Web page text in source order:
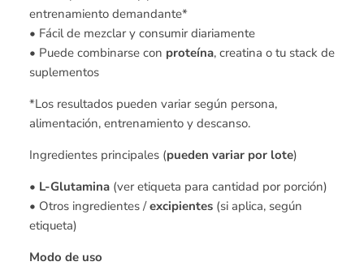
entrenamiento demandante*
• Fácil de mezclar y consumir diariamente
• Puede combinarse con proteína, creatina o tu stack de
suplementos
*Los resultados pueden variar según persona,
alimentación, entrenamiento y descanso.
Ingredientes principales (pueden variar por lote)
• L-Glutamina (ver etiqueta para cantidad por porción)
• Otros ingredientes /excipientes (si aplica, según
etiqueta)
Modo de uso